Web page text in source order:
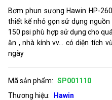
Bơm phun sương Hawin HP-
thiết kế nhỏ gọn sử dụng
150 psi phù hợp sử dụng cho
ăn , nhà kính vv... có diện tích
ngày
Mã sản phẩm: SP001110
Thương hiệu:
Hawin